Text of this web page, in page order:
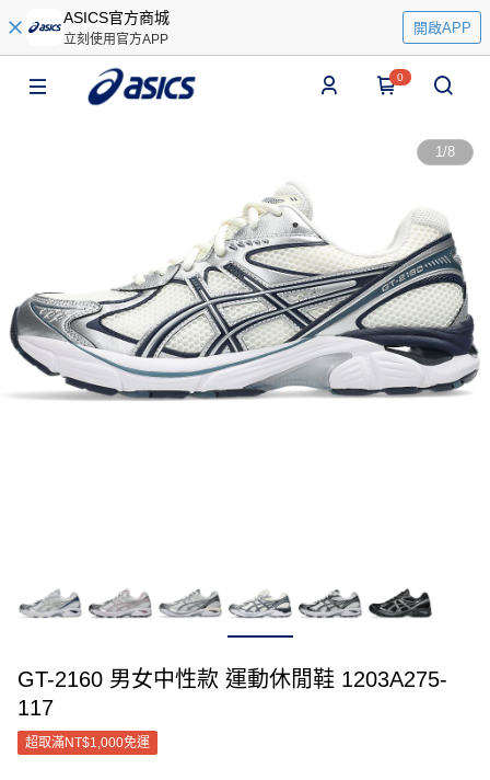
ASICS官方商城
立刻使用官方APP
開啟APP
0
1/8
GT-2160 男女中性款 運動休閒鞋 1203A275-
117
超取滿NT$1,000免運